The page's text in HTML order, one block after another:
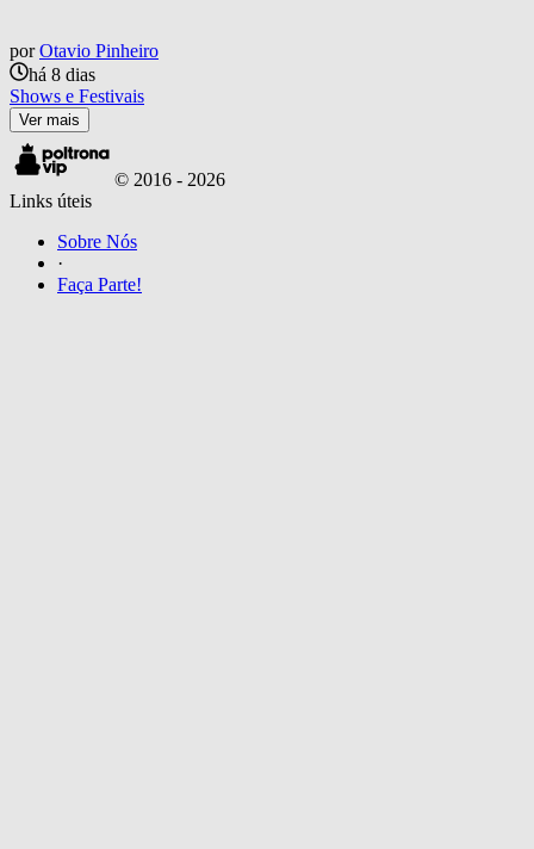
por Otavio Pinheiro
há 8 dias
Shows e Festivais
Ver mais
© 2016 - 2026
Links úteis
Sobre Nós
·
Faça Parte!